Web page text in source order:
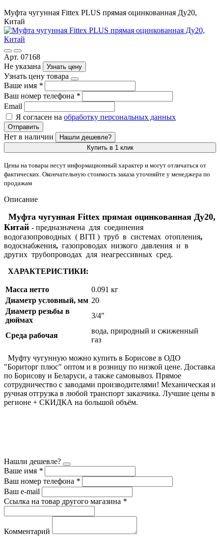
Муфта чугунная Fittex PLUS прямая оцинкованная Ду20,
Китай
Арт. 07168
Не указана
Узнать цену
Узнать цену товара
Ваше имя *
Ваш номер телефона *
Email
Я согласен на обработку персональных данных
Отправить
Нет в наличии
Нашли дешевле?
Купить в 1 клик
Цены на товары несут информационный характер и могут отличаться от
фактических. Окончательную стоимость заказа уточняйте у менеджера по
продажам
Описание
Муфта чугунная Fittex прямая оцинкованная Ду20,
Китай - предназначена для соединения
водогазопроводных ( ВГП ) труб в системах отопления,
водоснабжения, газопроводах низкого давления и в
других трубопроводах для неагрессивных сред.
ХАРАКТЕРИСТИКИ:
Масса нетто
0.091 кг
Диаметр условный, мм 20
Диаметр резьбы в
дюймах
3/4"
Среда рабочая
вода, природный и сжиженный
газ
Муфту чугунную можно купить в Борисове в ОДО
"Бориторг плюс" оптом и в розницу по низкой цене. Доставка
по Борисову и Беларуси, а также самовывоз. Прямое
сотрудничество с заводами производителями! Механическая и
ручная отгрузка в любой транспорт заказчика. Лучшие цены в
регионе + СКИДКА на большой объём.
Нашли дешевле?
Ваше имя *
Ваш номер телефона *
Ваш e-mail
Ссылка на товар другого магазина *
Комментарий